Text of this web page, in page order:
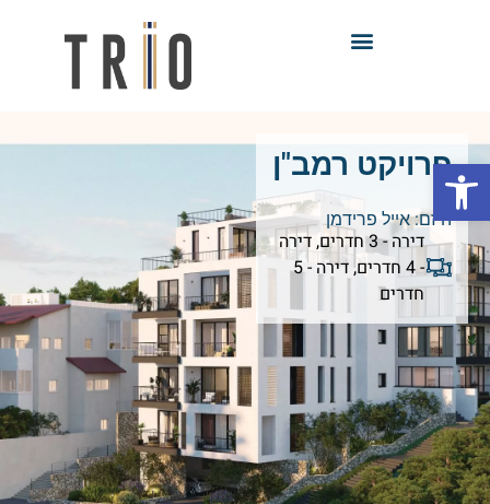
פתח סרגל נגישות
פרויקט רמב"ן
2
היזם:אייל פרידמן
דירה - 3 חדרים ,דירה
- 4 חדרים
,
דירה - 5
חדרים